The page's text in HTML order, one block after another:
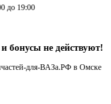
до 19:00
бонусы не действуют!
для-ВАЗа.РФ в Омске